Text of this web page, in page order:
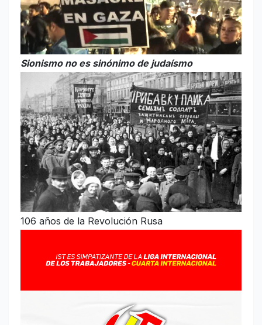
Sionismo no es sinónimo de judaísmo
106 años de la Revolución Rusa